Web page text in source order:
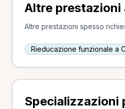
Altre prestazioni
Altre prestazioni spesso
Rieducazione funzionale a
Specializzazioni